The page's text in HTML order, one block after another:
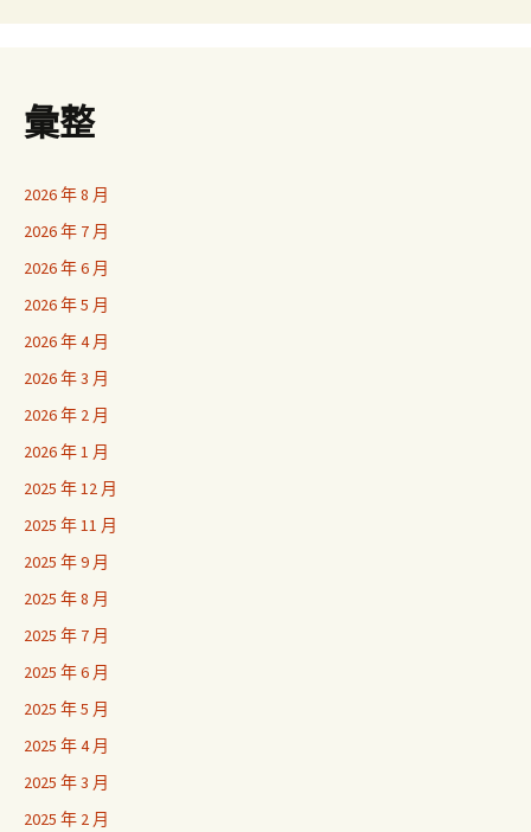
彙整
2026 年 8 月
2026 年 7 月
2026 年 6 月
2026 年 5 月
2026 年 4 月
2026 年 3 月
2026 年 2 月
2026 年 1 月
2025 年 12 月
2025 年 11 月
2025 年 9 月
2025 年 8 月
2025 年 7 月
2025 年 6 月
2025 年 5 月
2025 年 4 月
2025 年 3 月
2025 年 2 月